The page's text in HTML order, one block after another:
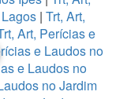
| Trt, Art,
Art, Perícias e
e Laudos no
e Laudos no
no Jardim